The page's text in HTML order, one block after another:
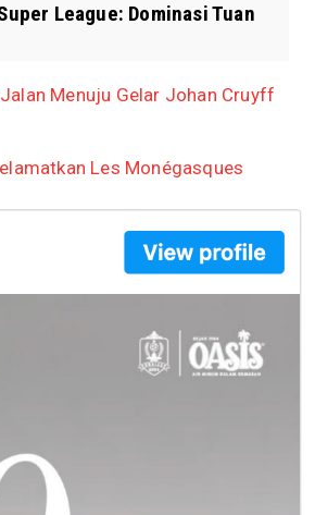
League: Dominasi Tuan
Menuju Gelar Johan Cruyff
Les Monégasques